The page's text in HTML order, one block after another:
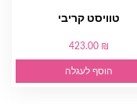
טוויסט קריבי
423.00 ₪
הוסף לעגלה